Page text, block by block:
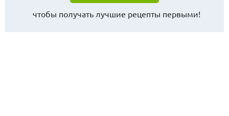
чтобы получать лучшие рецепты первыми!